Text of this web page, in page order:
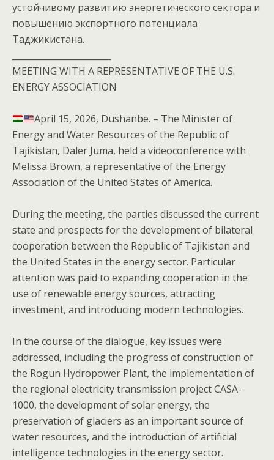
устойчивому развитию энергетического сектора и
повышению экспортного потенциала
Таджикистана.
‎MEETING WITH A REPRESENTATIVE OF THE U.S.
ENERGY ASSOCIATION
April 15, 2026, Dushanbe. – The Minister of
Energy and Water Resources of the Republic of
Tajikistan, Daler Juma, held a videoconference with
Melissa Brown, a representative of the Energy
Association of the United States of America.
‎During the meeting, the parties discussed the current
state and prospects for the development of bilateral
cooperation between the Republic of Tajikistan and
the United States in the energy sector. Particular
attention was paid to expanding cooperation in the
use of renewable energy sources, attracting
investment, and introducing modern technologies.
‎In the course of the dialogue, key issues were
addressed, including the progress of construction of
the Rogun Hydropower Plant, the implementation of
the regional electricity transmission project CASA-
1000, the development of solar energy, the
preservation of glaciers as an important source of
water resources, and the introduction of artificial
intelligence technologies in the energy sector.